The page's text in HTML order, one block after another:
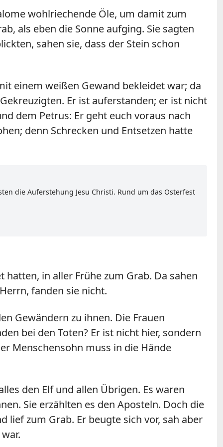
wohlriechende Öle, um damit zum
als eben die Sonne aufging. Sie sagten
sahen sie, dass der Stein schon
einem weißen Gewand bekleidet war; da
Er ist auferstanden; er ist nicht
dem Petrus: Er geht euch voraus nach
denn Schrecken und Entsetzen hatte
die Auferstehung Jesu Christi. Rund um das Osterfest
in aller Frühe zum Grab. Da sahen
fanden sie nicht.
Gewändern zu ihnen. Die Frauen
bei den Toten? Er ist nicht hier, sondern
Menschensohn muss in die Hände
den Elf und allen Übrigen. Es waren
Sie erzählten es den Aposteln. Doch die
lief zum Grab. Er beugte sich vor, sah aber